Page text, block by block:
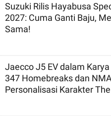
Suzuki Rilis Hayabusa
2027: Cuma Ganti Baju,
Sama!
Jaecco J5 EV dalam
347 Homebreaks dan
Personalisasi Karakter The